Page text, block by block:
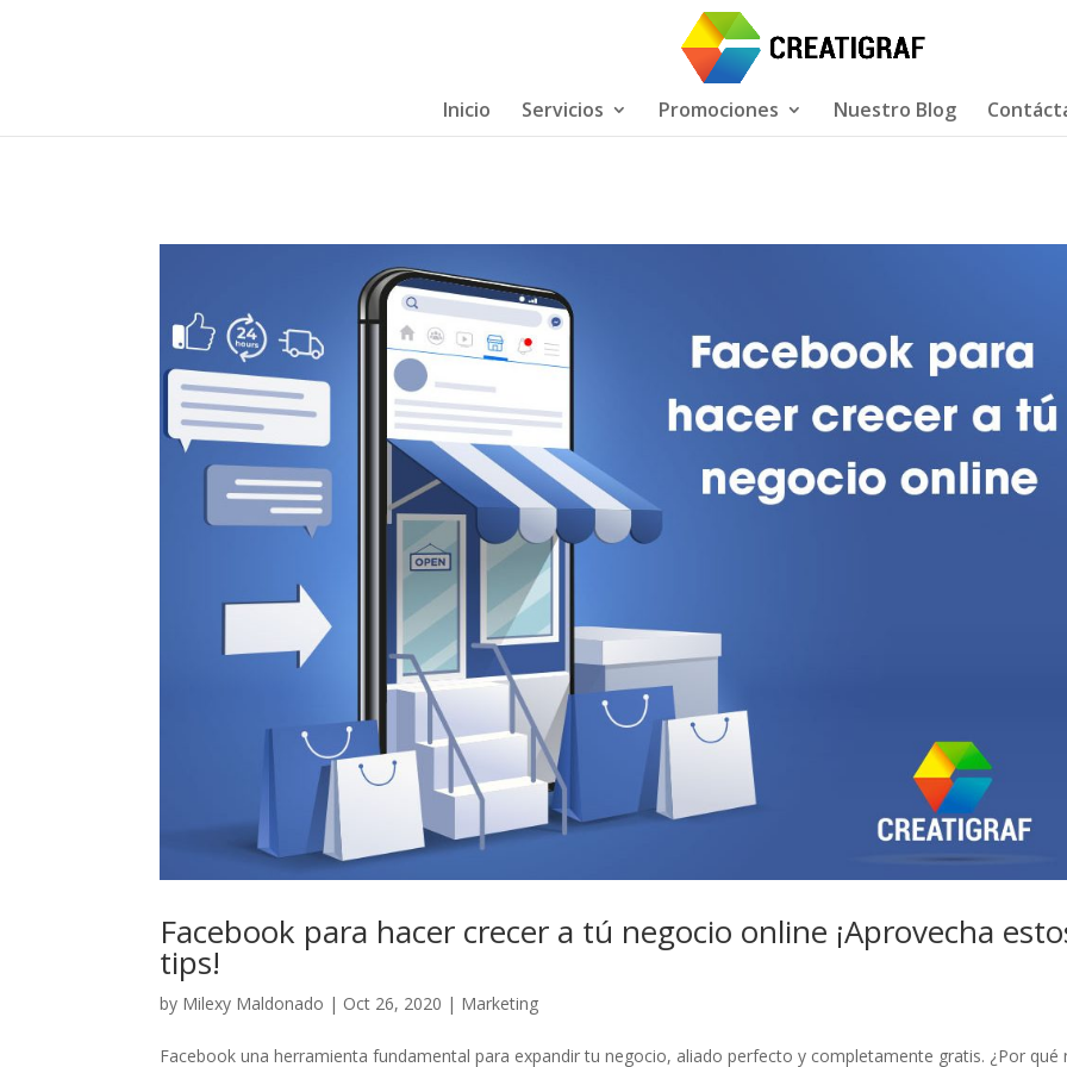
Inicio Servicios Promociones Nuestro Blog
Facebook para hacer crecer a tú negocio online ¡Aprovecha
tips!
by Milexy Maldonado | Oct 26, 2020 | Marketing
Facebook una herramienta fundamental para expandir tu negocio, aliado perfecto y completamente gratis. ¿Por qué